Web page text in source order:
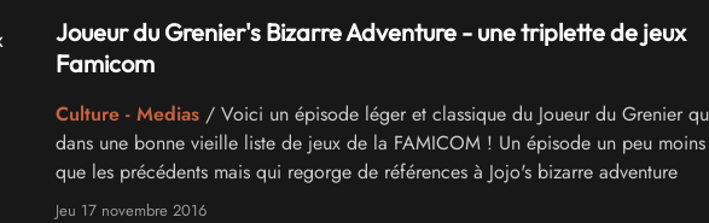
Joueur du Grenier's Bizarre Adventure - une triplette de jeux
Famicom
Culture - Medias/ Voici un épisode léger et classique du Joueur du Grenier
dans une bonne vieille liste de jeux de la FAMICOM ! Un épisode un peu
que les précédents mais qui regorge de références à Jojo's bizarre adventure
Jeu 17 novembre 2016